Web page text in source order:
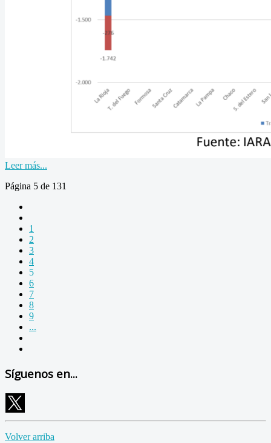
Leer más...
Página 5 de 131
1
2
3
4
5
6
7
8
9
...
Síguenos en...
Volver arriba